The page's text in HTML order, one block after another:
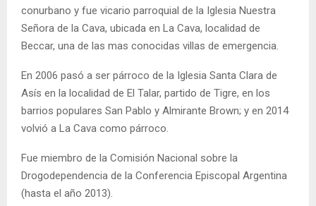
conurbano y fue vicario parroquial de la Iglesia Nuestra
Señora de la Cava, ubicada en La Cava, localidad de
Beccar, una de las mas conocidas villas de emergencia.
En 2006 pasó a ser párroco de la Iglesia Santa Clara de
Asís en la localidad de El Talar, partido de Tigre, en los
barrios populares San Pablo y Almirante Brown; y en 2014
volvió a La Cava como párroco.
Fue miembro de la Comisión Nacional sobre la
Drogodependencia de la Conferencia Episcopal Argentina
(hasta el año 2013).